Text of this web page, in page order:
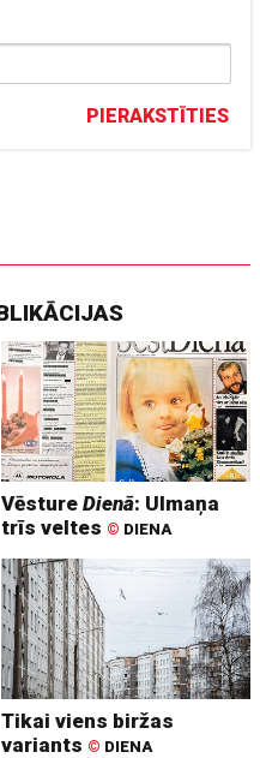
PIERAKSTĪTIES
VēstureDienā: Ulmaņa
trīs veltes © DIENA
Tikai viens biržas
variants © DIENA